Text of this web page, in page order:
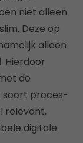
niet alleen
Deze op
alleen
Hierdoor
de
soort proces-
relevant,
digitale